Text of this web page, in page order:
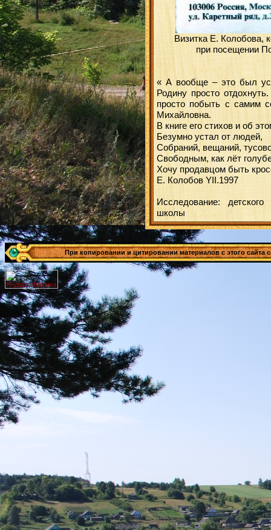
Визитка Е. Колобова,
при посещении
« А вообще – это был
Родину просто
просто побыть с самим
Михайловна.
В книге его стихов и об
Безумно устал от людей,
Собраний, вещаний,
Свободным, как лёт
Хочу продавцом быть
Е. Колобов YII.1997
Исследование:
школы
При копировании и цитировании материалов с этого сайта